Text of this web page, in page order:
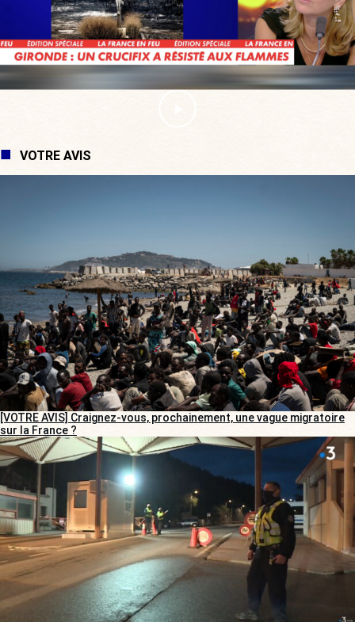
VOTRE AVIS
[VOTRE AVIS] Craignez-vous, prochainement, une vague migratoire
sur la France ?